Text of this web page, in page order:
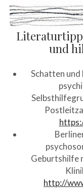
und
Schatten
Geburtshilfe
http://